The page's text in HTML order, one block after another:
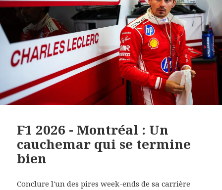
F1 2026 - Montréal : Un
cauchemar qui se termine
bien
Conclure l'un des pires week-ends de sa carrière